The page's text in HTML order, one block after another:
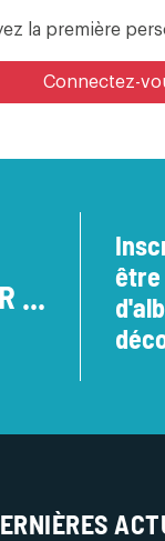
la première
Connectez-
...
être